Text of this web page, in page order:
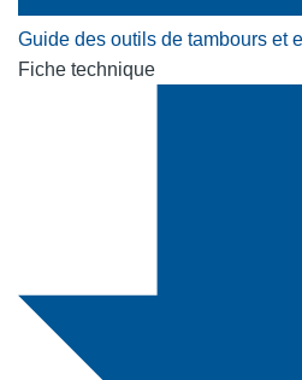
Guide des outils de tambours et
Fiche technique